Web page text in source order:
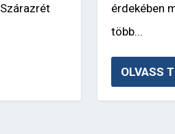
érdekében
több...
OLVASS